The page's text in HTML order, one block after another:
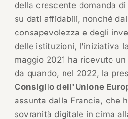
della crescente domanda
su dati affidabili, nonché
consapevolezza e degli
delle istituzioni, l'iniziativa
maggio 2021 ha ricevuto
da quando, nel 2022, la
Consiglio dell'Unione
assunta dalla Francia, che
sovranità digitale in cima